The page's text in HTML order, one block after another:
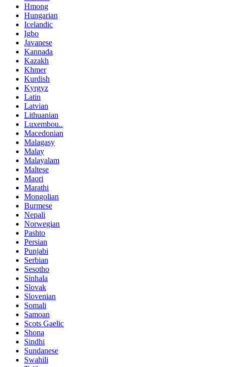
Hmong
Hungarian
Icelandic
Igbo
Javanese
Kannada
Kazakh
Khmer
Kurdish
Kyrgyz
Latin
Latvian
Lithuanian
Luxembou..
Macedonian
Malagasy
Malay
Malayalam
Maltese
Maori
Marathi
Mongolian
Burmese
Nepali
Norwegian
Pashto
Persian
Punjabi
Serbian
Sesotho
Sinhala
Slovak
Slovenian
Somali
Samoan
Scots Gaelic
Shona
Sindhi
Sundanese
Swahili